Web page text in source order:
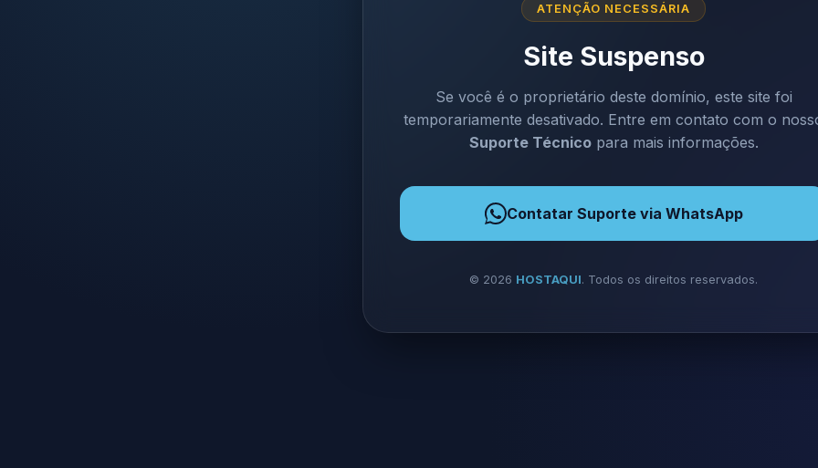
ATENÇÃO NECESSÁRIA
Site Suspenso
Se você é o proprietário deste domínio, este site foi
temporariamente desativado. Entre em contato com o
Suporte Técnicopara mais informações.
Contatar Suporte via WhatsApp
© 2026 HOSTAQUI. Todos os direitos reservados.